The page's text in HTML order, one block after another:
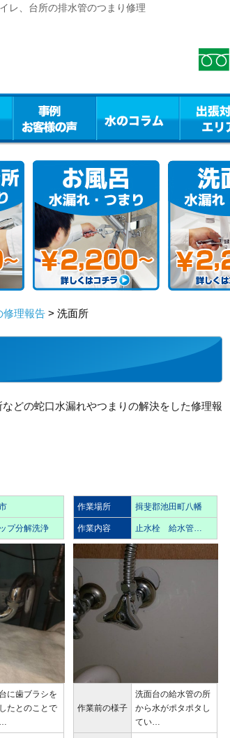
レ、台所の排水管のつまり修理
修理報告 > 洗面所
どの蛇口水漏れやつまりの解決をした修理報
プ分解洗浄
に歯ブラシを
たとのことで
作業場所 揖斐郡池田町八幡
作業内容 止水栓 給水管…
作業前の様子
洗面台の給水管の所
から水がポタポタし
てい…